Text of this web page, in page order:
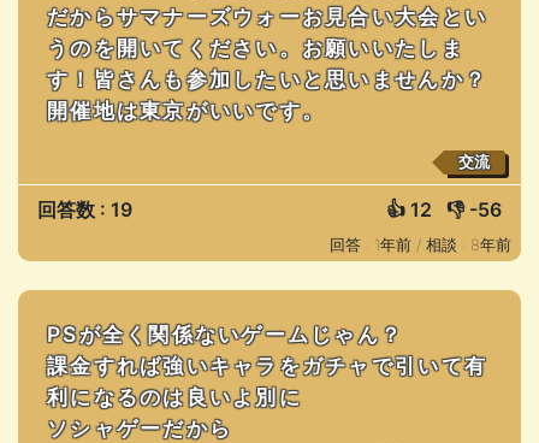
だからサマナーズウォーお見合い大会とい
うのを開いてください。お願いいたしま
す！皆さんも参加したいと思いませんか？
開催地は東京がいいです。
交流
回答数 : 19 👍 12 👎 -56
回答 : 1年前 / 相談 : 8年前
PSが全く関係ないゲームじゃん？
課金すれば強いキャラをガチャで引いて有
利になるのは良いよ別に
ソシャゲーだから